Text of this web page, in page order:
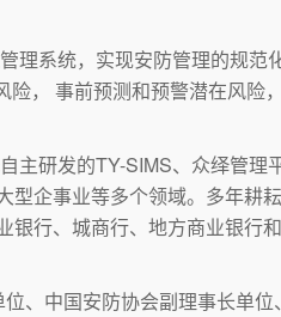
系统，实现安防管理的规范
， 事前预测和预警潜在风险
研发的TY-SIMS、众绎管理
企事业等多个领域。多年耕
行、城商行、地方商业银行
中国安防协会副理事长单位